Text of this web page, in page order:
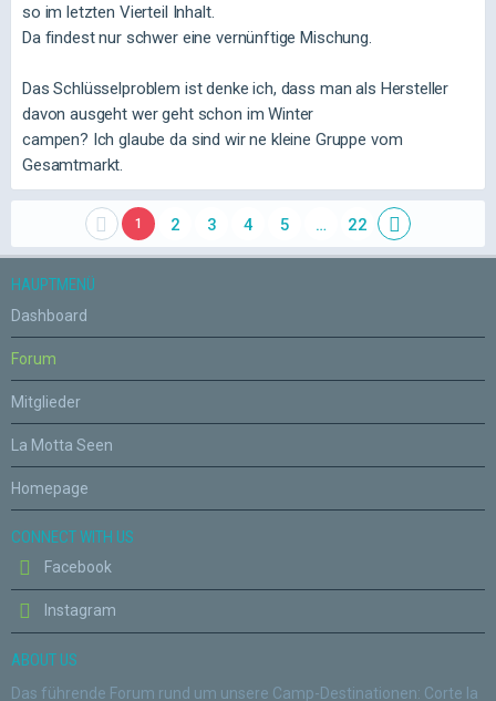
so im letzten Vierteil Inhalt.
Da findest nur schwer eine vernünftige Mischung.
Das Schlüsselproblem ist denke ich, dass man als Hersteller
davon ausgeht wer geht schon im Winter
campen? Ich glaube da sind wir ne kleine Gruppe vom
Gesamtmarkt.
1 2 3 4 5 … 22
HAUPTMENÜ
Dashboard
Forum
Mitglieder
La Motta Seen
Homepage
CONNECT WITH US
Facebook
Instagram
ABOUT US
Das führende Forum rund um unsere Camp-Destinationen: Corte la